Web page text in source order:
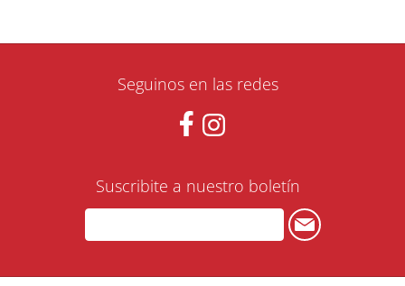
Seguinos en las redes
Suscribite a nuestro boletín